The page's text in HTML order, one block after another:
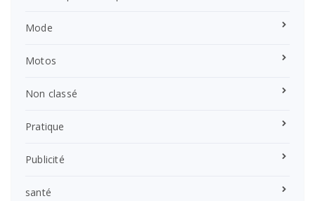
Mode
Motos
Non classé
Pratique
Publicité
santé